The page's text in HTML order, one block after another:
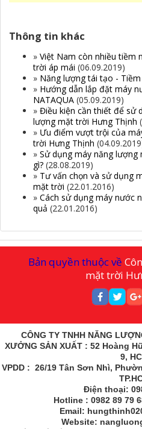
Thông tin khác
» Việt Nam còn nhiều tiềm
trời áp mái (06.09.2019)
» Năng lượng tái tạo -
» Hướng dẫn lắp đặt máy
NATAQUA (05.09.2019)
» Điều kiện cần thiết để sử
lượng mặt trời Hưng Thịnh
» Ưu điểm vượt trội của
trời Hưng Thịnh
» Sử dụng máy năng
gì? (28.08.2019)
» Tư vấn chọn và sử dụng
mặt trời (22.01.2016)
» Cách sử dụng máy nước
quả (22.01.2016)
Bản quyền thuộc về
mặt trời
CÔNG TY TNHH NĂNG
XƯỞNG SẢN XUẤT : 52 Hoàng
9,
VPDD : 26/19 Tân Sơn Nhì,
Điện thoại:
Hotline : 0982 89 79
Email:
Website: